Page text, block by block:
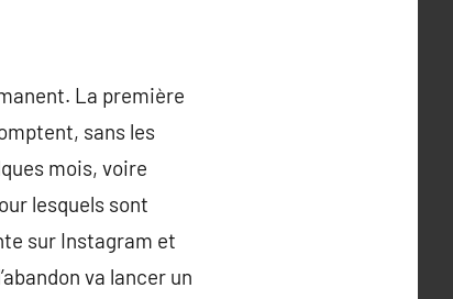
La première
sans les
mois, voire
lesquels sont
sur Instagram et
va lancer un